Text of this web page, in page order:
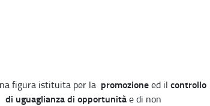
figura istituita per la promozioneed il controllo
uguaglianza di opportunitàe di non